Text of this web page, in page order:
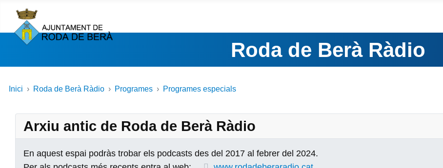
Roda de Berà Ràdio
Inici Roda de Berà Ràdio Programes Programes especials
Arxiu antic de Roda de Berà Ràdio
En aquest espai podràs trobar els podcasts des del 2017 al febrer del 2024.